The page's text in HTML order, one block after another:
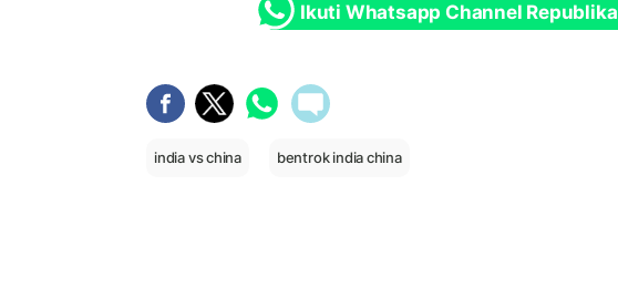
Ikuti Whatsapp Channel Republika
india vs china bentrok india china